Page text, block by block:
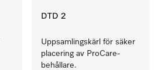
DTD 2
Uppsamlingskärl för säker
placering av ProCare-
behållare.